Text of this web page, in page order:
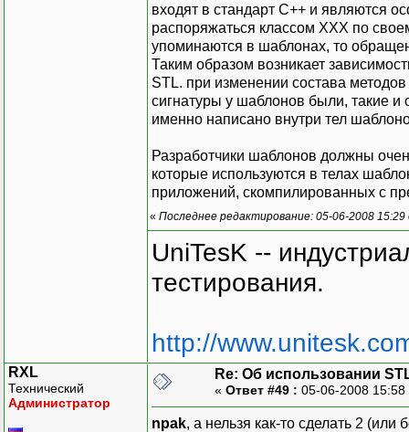
входят в стандарт С++ и являются
распоряжаться классом XXX по
упоминаются в шаблонах, то
Таким образом возникает
STL. при изменении состава
сигнатуры у шаблонов были, такие и
именно написано внутри тел
Разработчики шаблонов должны
которые используются в телах
приложений, скомпилированных с
« Последнее редактирование: 05-06-2008
UniTesK --
тестирования.
http://
RXL
Технический
Администратор
Re: Об использовании
« Ответ #49 : 05-06-2008
npak, а нельзя как-то сделать 2